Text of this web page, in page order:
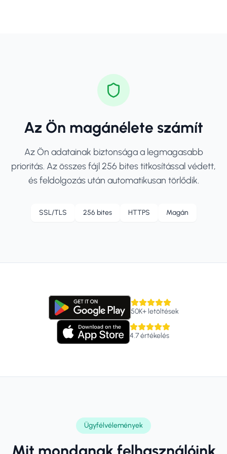
Az Ön magánélete számít
Az Ön adatainak biztonsága a legmagasabb
prioritás. Az összes fájl 256 bites titkosítással védett,
és feldolgozás után automatikusan törlődik.
SSL/TLS 256 bites HTTPS Magán
50K+ letöltések
4.7értékelés
Ügyfélvélemények